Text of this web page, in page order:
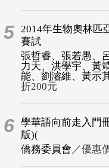
5 2014年生物奧林匹
賽試
張哲睿、張若愚、
力天、洪學宇、黃
能、劉濬維、黃示
折200元
6 學華語向前走入門
版)(
僑務委員會 ／優惠